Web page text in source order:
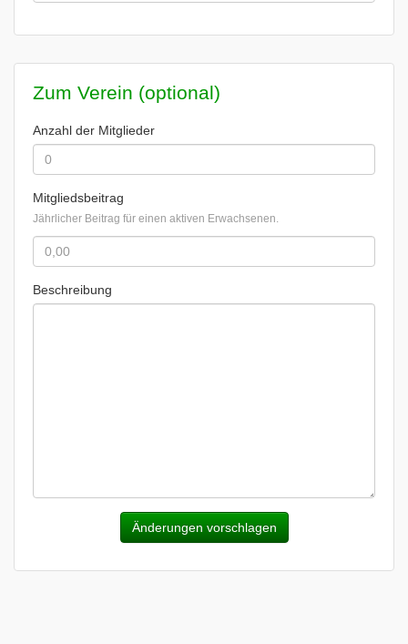
Zum Verein (optional)
Anzahl der Mitglieder
Mitgliedsbeitrag
Jährlicher Beitrag für einen aktiven Erwachsenen.
Beschreibung
Änderungen vorschlagen